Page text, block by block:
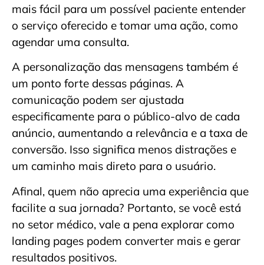
mais fácil para um possível paciente entender
o serviço oferecido e tomar uma ação, como
agendar uma consulta.
A personalização das mensagens também é
um ponto forte dessas páginas. A
comunicação podem ser ajustada
especificamente para o público-alvo de cada
anúncio, aumentando a relevância e a taxa de
conversão. Isso significa menos distrações e
um caminho mais direto para o usuário.
Afinal, quem não aprecia uma experiência que
facilite a sua jornada? Portanto, se você está
no setor médico, vale a pena explorar como
landing pages podem converter mais e gerar
resultados positivos.